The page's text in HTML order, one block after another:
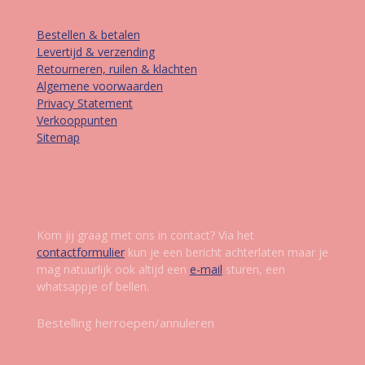
Bestellen & betalen
Levertijd & verzending
Retourneren, ruilen & klachten
Algemene voorwaarden
Privacy Statement
Verkooppunten
Sitemap
Kom jij graag met ons in contact? Via het
contactformulierkun je een bericht achterlaten maar je
mag natuurlijk ook altijd een e-mail sturen, een
whatsappje of bellen.
Bestelling herroepen/annuleren